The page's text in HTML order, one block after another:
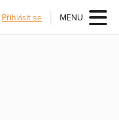
Přihlásit se MENU